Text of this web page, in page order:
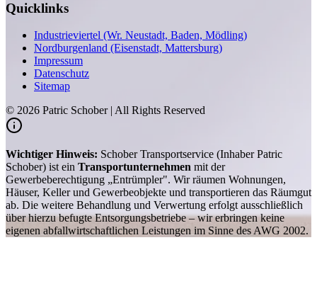
Quicklinks
Industrieviertel (Wr. Neustadt, Baden, Mödling)
Nordburgenland (Eisenstadt, Mattersburg)
Impressum
Datenschutz
Sitemap
© 2026 Patric Schober | All Rights Reserved
Wichtiger Hinweis: Schober Transportservice (Inhaber Patric
Schober) ist ein Transportunternehmen mit der
Gewerbeberechtigung „Entrümpler". Wir räumen Wohnungen,
Häuser, Keller und Gewerbeobjekte und transportieren das Räumgut
ab. Die weitere Behandlung und Verwertung erfolgt ausschließlich
über hierzu befugte Entsorgungsbetriebe – wir erbringen keine
eigenen abfallwirtschaftlichen Leistungen im Sinne des AWG 2002.